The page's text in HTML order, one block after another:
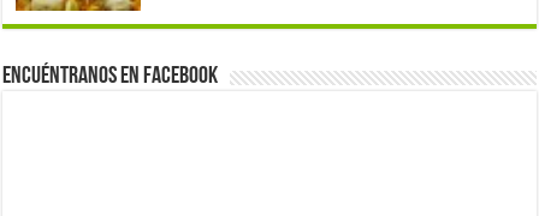
Encuéntranos en Facebook